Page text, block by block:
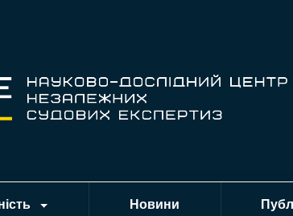
Новини